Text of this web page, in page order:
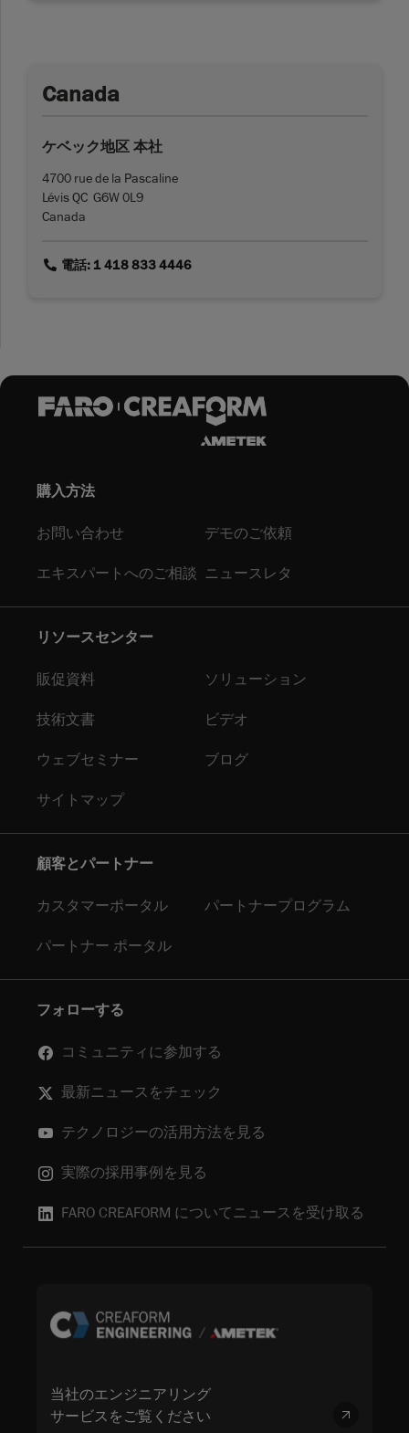
Canada
ケベック地区 本社
4700 rue de la Pascaline
Lévis QC G6W 0L9
Canada
link電話: 1 418 833 4446
購入方法
お問い合わせ デモのご依頼
エキスパートへのご相談 ニュースレタ
リソースセンター
販促資料 ソリューション
技術文書 ビデオ
ウェブセミナー ブログ
サイトマップ
顧客とパートナー
カスタマーポータル パートナープログラム
パートナー ポータル
フォローする
コミュニティに参加する
最新ニュースをチェック
テクノロジーの活用方法を見る
実際の採用事例を見る
FARO CREAFORM についてニュースを受け取る
当社のエンジニアリング
サービスをご覧ください